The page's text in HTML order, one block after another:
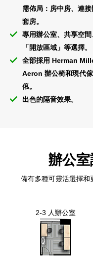
需佈局：房中房、連接
套房。
專用辦公室、共享空間
「開放區域」等選擇。
全部採用 Herman
Aeron 辦公椅和現代傢
俬。
出色的隔音效果。
辦公室
備有多種可靈活選擇和
2-3 人辦公室